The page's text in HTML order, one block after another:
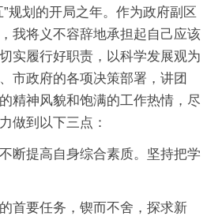
”规划的开局之年。作为政府副区
我将义不容辞地承担起自己应该
实履行好职责，以科学发展观为
市政府的各项决策部署，讲团
精神风貌和饱满的工作热情，尽
做到以下三点：
断提高自身综合素质。坚持把学
首要任务，锲而不舍，探求新